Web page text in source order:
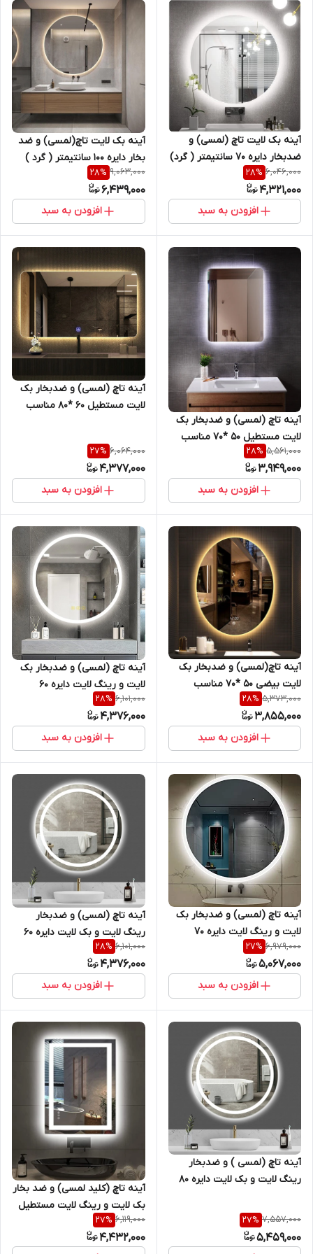
آینه بک لایت تاچ (لمسی) و
ضدبخار دایره 70 سانتیمتر ( گرد)
مناسب سرویس روشویی و اینه
کنسول
6,046,000
28%
4,321,000
افزودن به سبد
آینه بک لایت تاچ(لمسی) و ضد
بخار دایره 100 سانتیمتر ( گرد )
مناسب سرویس روشویی و اینه
کنسول
9,063,000
28%
6,439,000
افزودن به سبد
آینه تاچ (لمسی) و ضدبخار بک
لایت مستطیل 50 *70 مناسب
سرویس روشویی و اینه کنسول
5,561,000
28%
3,949,000
افزودن به سبد
آینه تاچ (لمسی) و ضدبخار بک
لایت مستطیل 60 *80 مناسب
6,064,000
27%
4,377,000
افزودن به سبد
آینه تاچ(لمسی) و ضدبخار بک
لایت بیضی 50 *70 مناسب
سرویس روشویی و اینه کنسول
5,373,000
28%
3,855,000
افزودن به سبد
آینه تاچ (لمسی) و ضدبخار بک
لایت و رینگ لایت دایره 60
سانتیمتر ( گرد ) مناسب
سرویس روشویی و اینه کنسول
6,101,000
28%
4,376,000
افزودن به سبد
آینه تاچ (لمسی) و ضدبخار بک
لایت و رینگ لایت دایره 70
سانتیمتر ( گرد ) مناسب
سرویس روشویی و اینه کنسول
6,979,000
27%
5,067,000
افزودن به سبد
آینه تاچ (لمسی) و ضدبخار
رینگ لایت و بک لایت دایره 60
سانتیمتر ( گرد) مناسب جهت
روشویی سرویس بهداشتی و
بالای کنسول سری sm
6,101,000
28%
4,376,000
افزودن به سبد
آینه تاچ (لمسی ) و ضدبخار
رینگ لایت و بک لایت دایره 80
روشویی سرویس بهداشتی و
بالای کنسول سری sm
7,557,000
27%
5,459,000
آینه تاچ (کلید لمسی) و ضد بخار
بک لایت و رینگ لایت مستطیل
بهداشتی و اینه کنسول سری
6,119,000
27%
4,432,000